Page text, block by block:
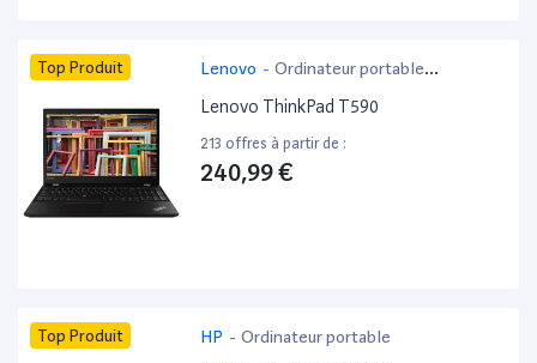
Top Produit Lenovo - Ordinateur portable
bureautique
Lenovo ThinkPad T590
213 offres à partir de :
240,99 €
Top Produit HP - Ordinateur portable